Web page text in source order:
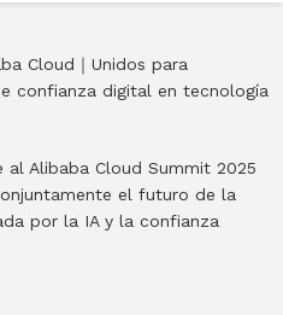
Cloud｜Unidos para
confianza digital en tecnología
al Alibaba Cloud Summit 2025
el futuro de la
por la IA y la confianza